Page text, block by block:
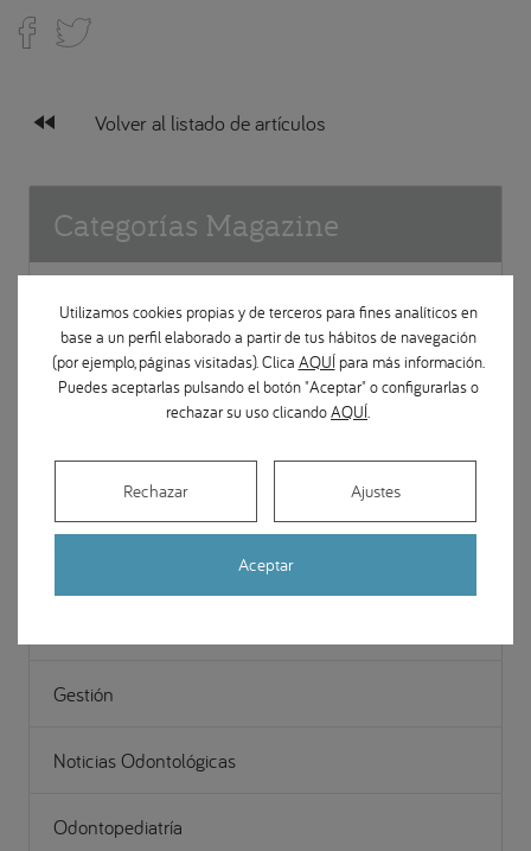
fast_rewind Volver al listado de artículos
Categorías Magazine
Implantes dentales
Apariciones en medios
Gestión
Noticias Odontológicas
Odontopediatría
Utilizamos cookies propias y de terceros para fines analíticos en
base a un perfil elaborado a partir de tus hábitos de navegación
(por ejemplo, páginas visitadas). Clica AQUÍpara más información.
Puedes aceptarlas pulsando el botón "Aceptar" o configurarlas o
rechazar su uso clicandoAQUÍ.
Aceptar
Rechazar Ajustes